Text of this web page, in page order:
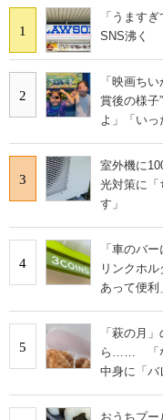
1
「うます
SNS沸く
2
「映画ち
賞後の様子
よ」「いっ
3
室外機に
光対策に「
す」
4
「車のバ
リンクホ
あって便利
5
「萩の月
ら…… 「な
中身に「バ
おうちプ